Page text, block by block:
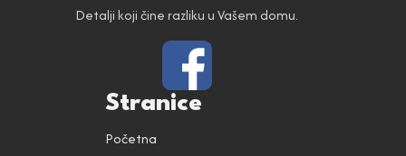
Detalji koji čine razliku u Vašem domu.
Stranice
Početna